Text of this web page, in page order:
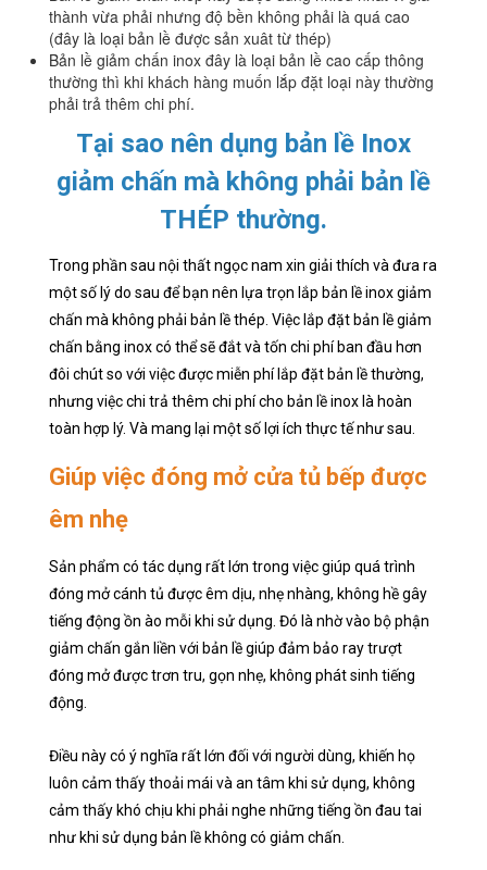
thành vừa phải nhưng độ bền không phải là quá cao
(đây là loại bản lề được sản xuât từ thép)
Bản lề giảm chấn inox đây là loại bản lề cao cấp thông
thường thì khi khách hàng muốn lắp đặt loại này thường
phải trả thêm chi phí.
Tại sao nên dụng bản lề Inox
giảm chấn mà không phải bản lề
THÉP thường.
Trong phần sau nội thất ngọc nam xin giải thích và đưa ra
một số lý do sau để bạn nên lựa trọn lắp bản lề inox giảm
chấn mà không phải bản lề thép. Việc lắp đặt bản lề giảm
chấn bằng inox có thể sẽ đắt và tốn chi phí ban đầu hơn
đôi chút so với việc được miễn phí lắp đặt bản lề thường,
nhưng việc chi trả thêm chi phí cho bản lề inox là hoàn
toàn hợp lý. Và mang lại một số lợi ích thực tế như sau.
Giúp việc đóng mở cửa tủ bếp được
êm nhẹ
Sản phẩm có tác dụng rất lớn trong việc giúp quá trình
đóng mở cánh tủ được êm dịu, nhẹ nhàng, không hề gây
tiếng động ồn ào mỗi khi sử dụng. Đó là nhờ vào bộ phận
giảm chấn gắn liền với bản lề giúp đảm bảo ray trượt
đóng mở được trơn tru, gọn nhẹ, không phát sinh tiếng
động.
Điều này có ý nghĩa rất lớn đối với người dùng, khiến họ
luôn cảm thấy thoải mái và an tâm khi sử dụng, không
cảm thấy khó chịu khi phải nghe những tiếng ồn đau tai
như khi sử dụng bản lề không có giảm chấn.